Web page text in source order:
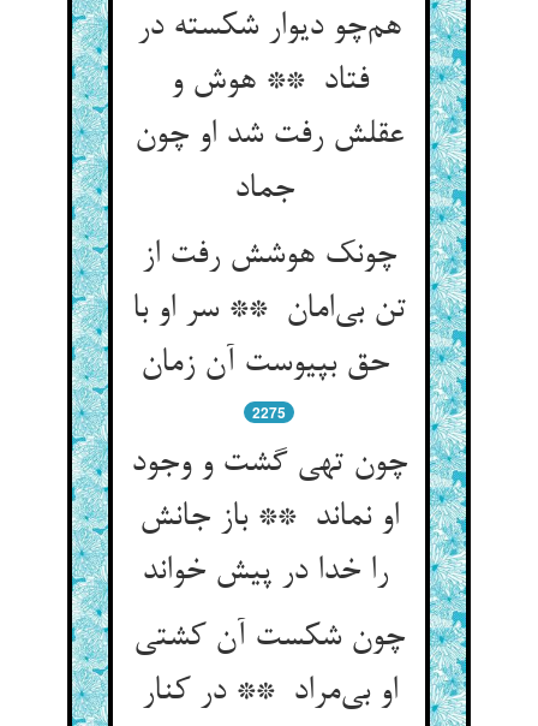
هم‌چو دیوار شکسته در
فتاد ** هوش و
عقلش رفت شد او چون
چونک هوشش رفت از
تن بی‌امان ** سر او با
حق بپیوست آن زمان
2275
چون تهی گشت و وجود
او نماند ** باز جانش
را خدا در پیش خواند
چون شکست آن کشتی
او بی‌مراد ** در کنار